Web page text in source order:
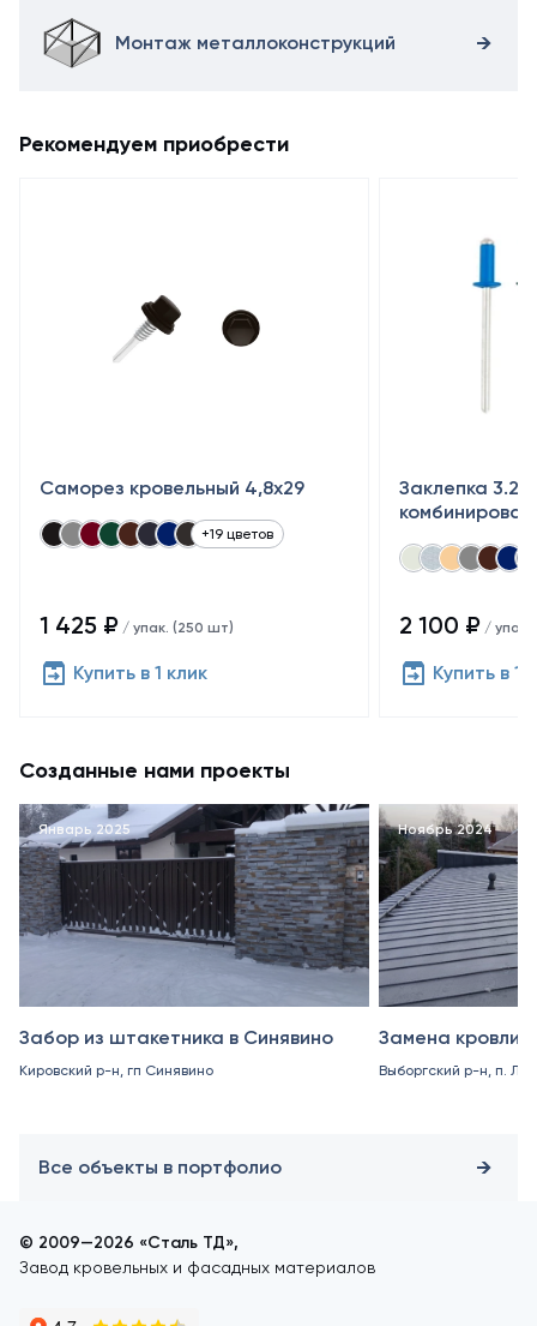
Монтаж металлоконструкций
Рекомендуем приобрести
Саморез кровельный 4,8x29
+19 цветов
1 425 ₽ / упак. (250 шт)
Купить в 1 клик
Заклепка
2 100 ₽ / упак.
Купить в 1
Созданные нами проекты
Январь 2025
Забор из штакетника в Синявино
Кировский р-н, гп Синявино
Ноябрь 2024
Замена кровли
Выборгский р-н, п.
Все объекты в портфолио
© 2009—2026 «Сталь ТД»,
Завод кровельных и фасадных материалов